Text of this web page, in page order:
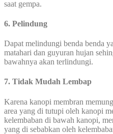
saat gempa.
6. Pelindung
Dapat melindungi benda benda
matahari dan guyuran hujan
bawahnya akan terlindungi.
7. Tidak Mudah Lembap
Karena kanopi membran
area yang di tutupi oleh kanopi
kelembaban di bawah kanopi,
yang di sebabkan oleh